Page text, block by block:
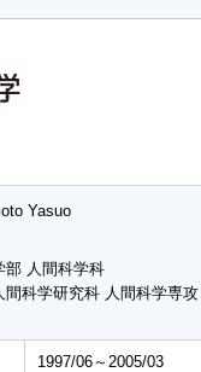
Yasuo
人間科学科
科学研究科 人間科学専
1997/06～2005/03